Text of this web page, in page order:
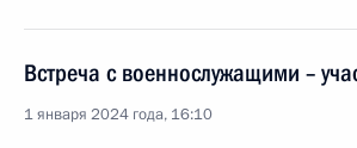
Встреча с военнослужащими –
1 января 2024 года, 16:10